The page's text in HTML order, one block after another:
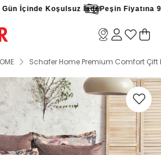
İçinde Koşulsuz İadePeşin Fiyatına 9
Schafer Home Premium Comfort Çift